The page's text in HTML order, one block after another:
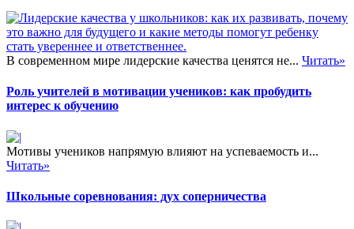
В современном мире лидерские качества ценятся не... Читать»
Роль учителей в мотивации учеников: как пробудить
интерес к обучению
Мотивы учеников напрямую влияют на успеваемость и...
Читать»
Школьные соревнования: дух соперничества